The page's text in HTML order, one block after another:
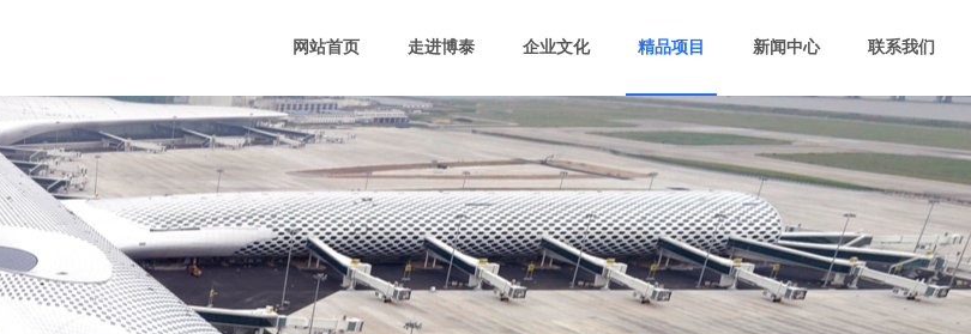
网站首页 走进博泰 企业文化 精品项目 新闻中心 联系我们